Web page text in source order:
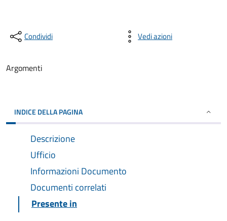
Condividi Vedi azioni
Argomenti
INDICE DELLA PAGINA
Descrizione
Ufficio
Informazioni Documento
Documenti correlati
Presente in